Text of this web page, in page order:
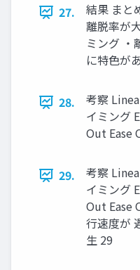
27.
結果 まと
離脱率が
ミング ・
に特色が
28.
考察
イミング
Out Ease
29.
考察
イミング
Out Ease
行速度が
生 29